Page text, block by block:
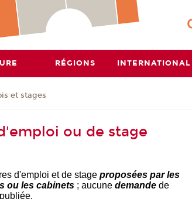
RÉGIONS INTERNATIONAL
et stages
ou de stage